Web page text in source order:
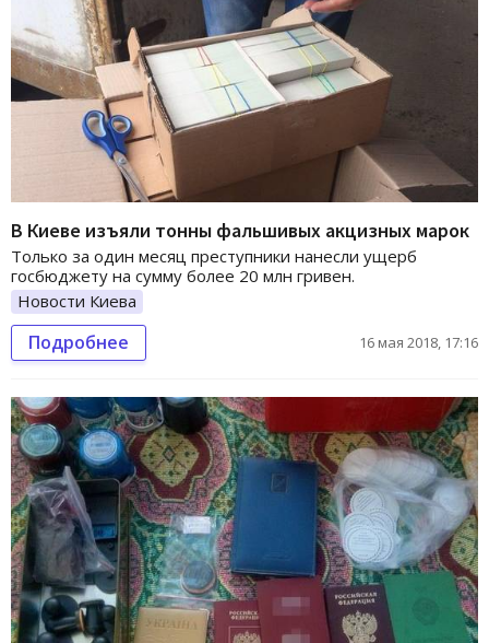
В Киеве изъяли тонны фальшивых акцизных марок
Только за один месяц преступники нанесли ущерб
госбюджету на сумму более 20 млн гривен.
Новости Киева
Подробнее 16 мая 2018, 17:16